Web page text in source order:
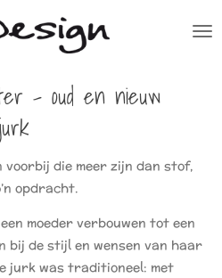
– oud en nieuw
voorbij die meer zijn dan stof,
opdracht.
moeder verbouwen tot een
bij de stijl en wensen van haar
jurk was traditioneel: met